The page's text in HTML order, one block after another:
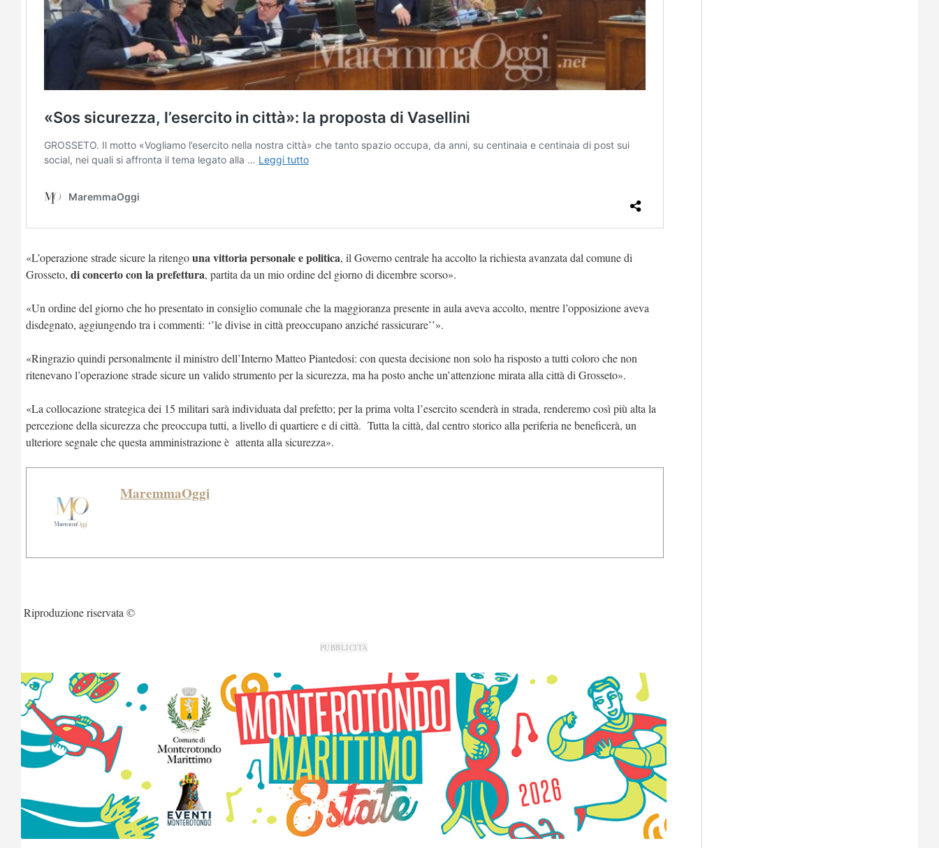
«L’operazione strade sicure la ritengouna vittoria personale e politica, il Governo centrale ha accolto la richiesta avanzata dal comune di
Grosseto, di concerto con la prefettura, partita da un mio ordine del giorno di dicembre scorso».
«Un ordine del giorno che ho presentato in consiglio comunale che la maggioranza presente in aula aveva accolto, mentre l’opposizione aveva
disdegnato, aggiungendo tra i commenti: ‘’le divise in città preoccupano anziché rassicurare’’».
«Ringrazio quindi personalmente il ministro dell’Interno Matteo Piantedosi: con questa decisione non solo ha risposto a tutti coloro che non
ritenevano l’operazione strade sicure un valido strumento per la sicurezza, ma ha posto anche un’attenzione mirata alla città di Grosseto».
«La collocazione strategica dei 15 militari sarà individuata dal prefetto; per la prima volta l’esercito scenderà in strada, renderemo così più alta la
percezione della sicurezza che preoccupa tutti, a livello di quartiere e di città. Tutta la città, dal centro storico alla periferia ne beneficerà, un
ulteriore segnale che questa amministrazione è attenta alla sicurezza».
MaremmaOggi
Riproduzione riservata ©
PUBBLICITÀ